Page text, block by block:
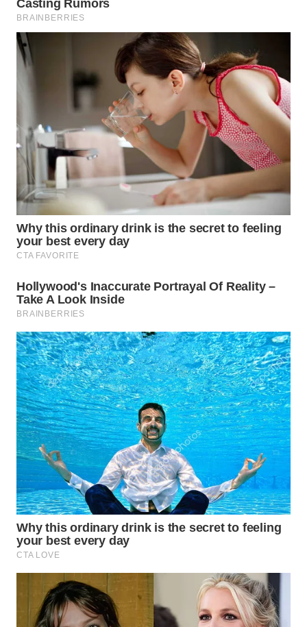
WN
TEBING
TINGGI
KARAWANG
WN
BEKASI
WN
BOGOR
DEPOK
TAPANULI
UTARA
WN
SAMOSIR
WN
PADANG
LAWAS
WN
SUMEDANG
WN
WN
KEPULAUAN